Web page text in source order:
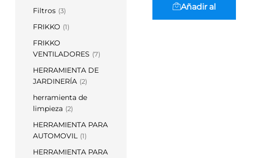
Añadir al
Filtros (3)
FRIKKO (1)
FRIKKO
VENTILADORES (7)
HERRAMIENTA DE
JARDINERÍA (2)
herramienta de
limpieza (2)
HERRAMIENTA PARA
AUTOMOVIL (1)
HERRAMIENTA PARA